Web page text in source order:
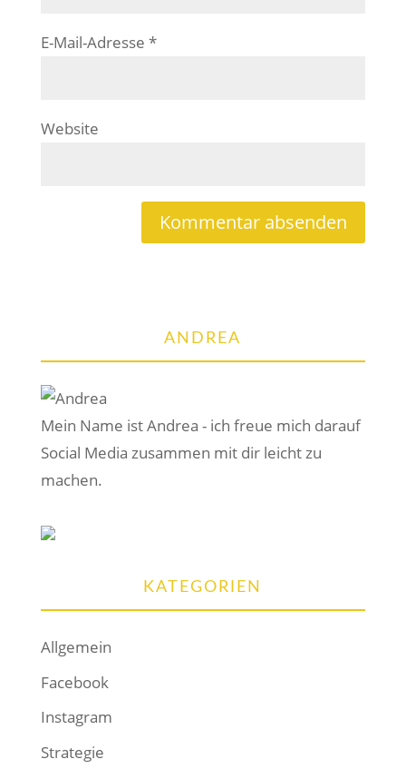
E-Mail-Adresse *
Website
ANDREA
Mein Name ist Andrea - ich freue mich darauf
Social Media zusammen mit dir leicht zu
machen.
KATEGORIEN
Allgemein
Facebook
Instagram
Strategie